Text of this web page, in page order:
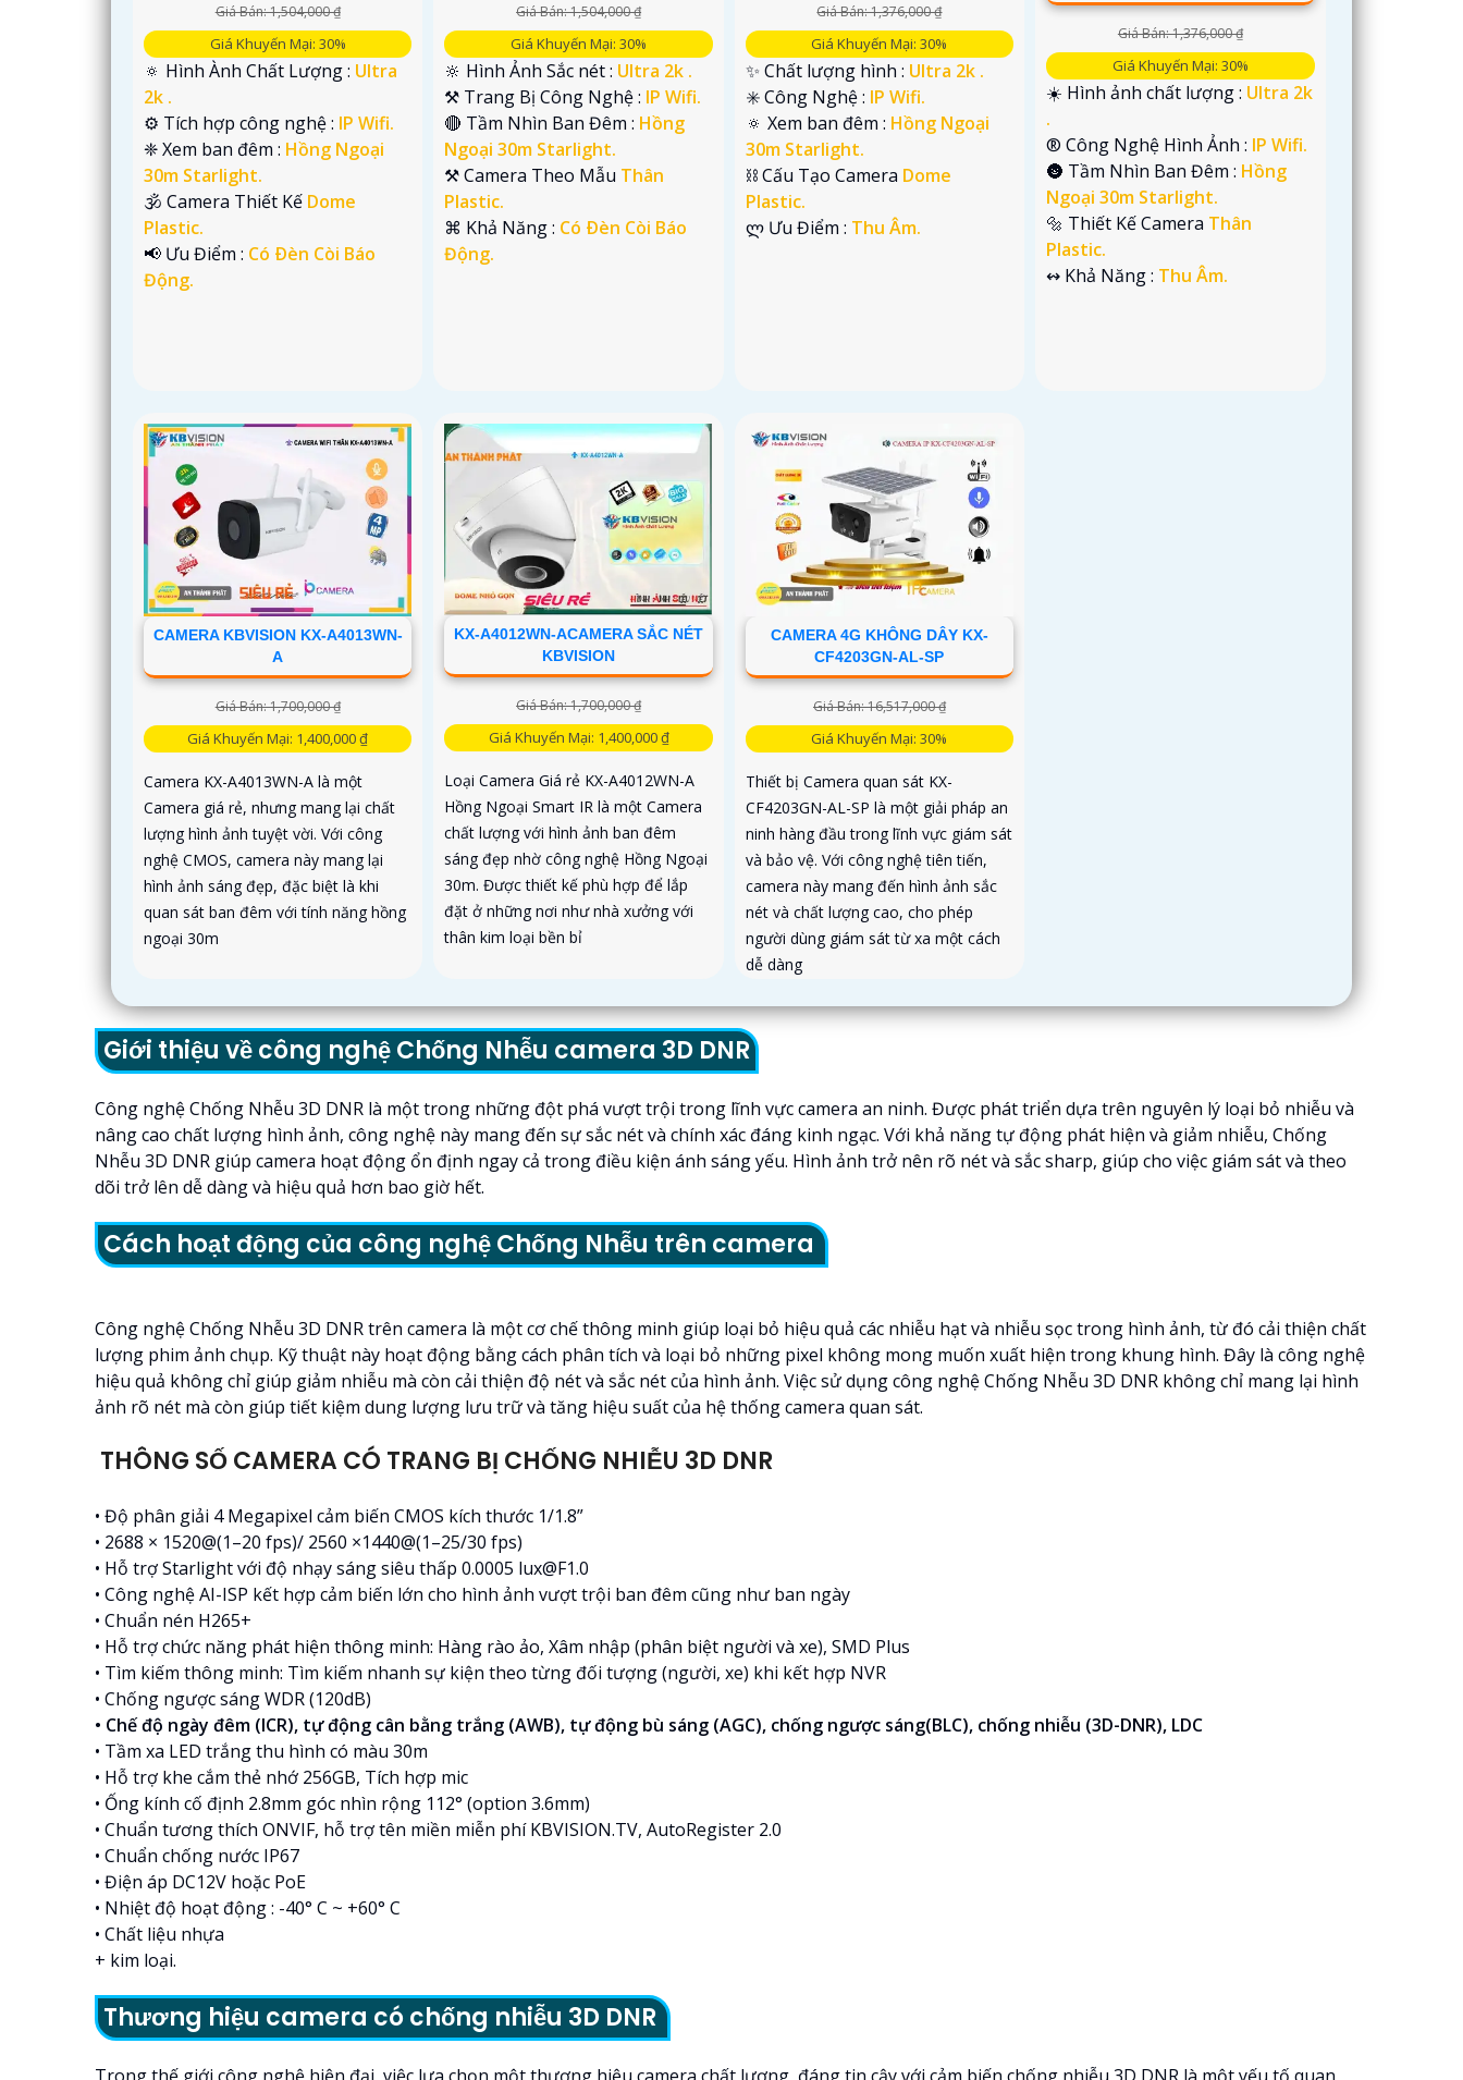
Giá Bán: 1,504,000 ₫
Giá Khuyến Mại: 30%
🔅 Hình Ành Chất Lượng : Ultra
2k .
⚙ Tích hợp công nghệ : IP Wifi.
❈ Xem ban đêm : Hồng Ngoại
30m Starlight.
🕉️ Camera Thiết Kế Dome
Plastic.
️📢 Ưu Điểm : Có Ðèn Còi Báo
Động.
Giá Bán: 1,504,000 ₫
Giá Khuyến Mại: 30%
🔆 Hình Ảnh Sắc nét : Ultra 2k .
⚒ Trang Bị Công Nghệ : IP Wifi.
🔴 Tầm Nhìn Ban Đêm : Hồng
Ngoại 30m Starlight.
⚒ Camera Theo Mẫu Thân
Plastic.
️⌘ Khả Năng : Có Ðèn Còi Báo
Động.
Giá Bán: 1,376,000 ₫
Giá Khuyến Mại: 30%
✨ Chất lượng hình : Ultra 2k .
✳️ Công Nghệ : IP Wifi.
🔅 Xem ban đêm : Hồng Ngoại
30m Starlight.
⛓ Cấu Tạo Camera Dome
Plastic.
️ლ Ưu Điểm : Thu Âm.
Giá Bán: 1,376,000 ₫
Giá Khuyến Mại: 30%
☀️ Hình ảnh chất lượng : Ultra 2k
.
®️ Công Nghệ Hình Ảnh : IP Wifi.
🌚 Tầm Nhìn Ban Đêm : Hồng
Ngoại 30m Starlight.
🔩 Thiết Kế Camera Thân
Plastic.
️↭ Khả Năng : Thu Âm.
CAMERA KBVISION KX-A4013WN-
A
Giá Bán: 1,700,000 ₫
Giá Khuyến Mại: 1,400,000 ₫
Camera KX-A4013WN-A là một
Camera giá rẻ, nhưng mang lại chất
lượng hình ảnh tuyệt vời. Với công
nghệ CMOS, camera này mang lại
hình ảnh sáng đẹp, đặc biệt là khi
quan sát ban đêm với tính năng hồng
ngoại 30m
KX-A4012WN-ACAMERA SẮC NÉT
KBVISION
Giá Bán: 1,700,000 ₫
Giá Khuyến Mại: 1,400,000 ₫
Loại Camera Giá rẻ KX-A4012WN-A
Hồng Ngoại Smart IR là một Camera
chất lượng với hình ảnh ban đêm
sáng đẹp nhờ công nghệ Hồng Ngoại
30m. Được thiết kế phù hợp để lắp
đặt ở những nơi như nhà xưởng với
thân kim loại bền bỉ
CAMERA 4G KHÔNG DÂY KX-
CF4203GN-AL-SP
Giá Bán: 16,517,000 ₫
Giá Khuyến Mại: 30%
Thiết bị Camera quan sát KX-
CF4203GN-AL-SP là một giải pháp an
ninh hàng đầu trong lĩnh vực giám sát
và bảo vệ. Với công nghệ tiên tiến,
camera này mang đến hình ảnh sắc
nét và chất lượng cao, cho phép
người dùng giám sát từ xa một cách
dễ dàng
Giới thiệu về công nghệ Chống Nhễu camera 3D DNR
Công nghệ Chống Nhễu 3D DNR là một trong những đột phá vượt trội trong lĩnh vực camera an ninh. Được phát triển dựa trên nguyên lý loại bỏ nhiễu và
nâng cao chất lượng hình ảnh, công nghệ này mang đến sự sắc nét và chính xác đáng kinh ngạc. Với khả năng tự động phát hiện và giảm nhiễu, Chống
Nhễu 3D DNR giúp camera hoạt động ổn định ngay cả trong điều kiện ánh sáng yếu. Hình ảnh trở nên rõ nét và sắc sharp, giúp cho việc giám sát và theo
dõi trở lên dễ dàng và hiệu quả hơn bao giờ hết.
Cách hoạt động của công nghệ Chống Nhễu trên camera
Công nghệ Chống Nhễu 3D DNR trên camera là một cơ chế thông minh giúp loại bỏ hiệu quả các nhiễu hạt và nhiễu sọc trong hình ảnh, từ đó cải thiện chất
lượng phim ảnh chụp. Kỹ thuật này hoạt động bằng cách phân tích và loại bỏ những pixel không mong muốn xuất hiện trong khung hình. Đây là công nghệ
hiệu quả không chỉ giúp giảm nhiễu mà còn cải thiện độ nét và sắc nét của hình ảnh. Việc sử dụng công nghệ Chống Nhễu 3D DNR không chỉ mang lại hình
ảnh rõ nét mà còn giúp tiết kiệm dung lượng lưu trữ và tăng hiệu suất của hệ thống camera quan sát.
THÔNG SỐ CAMERA CÓ TRANG BỊ CHỐNG NHIỄU 3D DNR
• Độ phân giải 4 Megapixel cảm biến CMOS kích thước 1/1.8”
• 2688 × 1520@(1–20 fps)/ 2560 ×1440@(1–25/30 fps)
• Hỗ trợ Starlight với độ nhạy sáng siêu thấp 0.0005 lux@F1.0
• Công nghệ AI-ISP kết hợp cảm biến lớn cho hình ảnh vượt trội ban đêm cũng như ban ngày
• Chuẩn nén H265+
• Hỗ trợ chức năng phát hiện thông minh: Hàng rào ảo, Xâm nhập (phân biệt người và xe), SMD Plus
• Tìm kiếm thông minh: Tìm kiếm nhanh sự kiện theo từng đối tượng (người, xe) khi kết hợp NVR
• Chống ngược sáng WDR (120dB)
• Chế độ ngày đêm (ICR), tự động cân bằng trắng (AWB), tự động bù sáng (AGC), chống ngược sáng(BLC), chống nhiễu (3D-DNR), LDC
• Tầm xa LED trắng thu hình có màu 30m
• Hỗ trợ khe cắm thẻ nhớ 256GB, Tích hợp mic
• Ống kính cố định 2.8mm góc nhìn rộng 112° (option 3.6mm)
• Chuẩn tương thích ONVIF, hỗ trợ tên miền miễn phí KBVISION.TV, AutoRegister 2.0
• Chuẩn chống nước IP67
• Điện áp DC12V hoặc PoE
• Nhiệt độ hoạt động : -40° C ~ +60° C
• Chất liệu nhựa
+ kim loại.
Thương hiệu camera có chống nhiễu 3D DNR
Trong thế giới công nghệ hiện đại, việc lựa chọn một thương hiệu camera chất lượng, đáng tin cậy với cảm biến chống nhiễu 3D DNR là một yếu tố quan